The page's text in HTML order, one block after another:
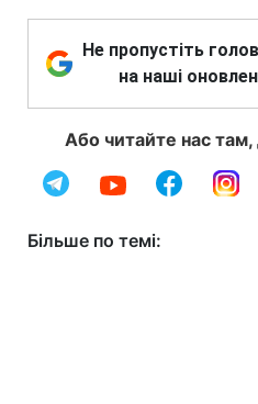
Не пропустіть
на наші
Або читайте нас
Більше по темі: